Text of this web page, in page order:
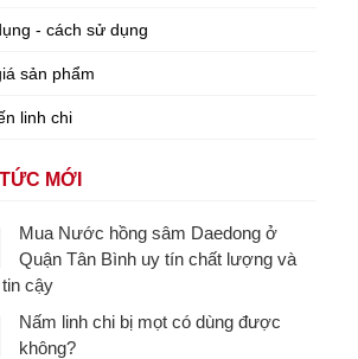
- cách sử dụng
sản phẩm
linh chi
MỚI
Mua Nước hồng sâm Daedong ở
Quận Tân Bình uy tín chất lượng và
cậy
Nấm linh chi bị mọt có dùng được
không?